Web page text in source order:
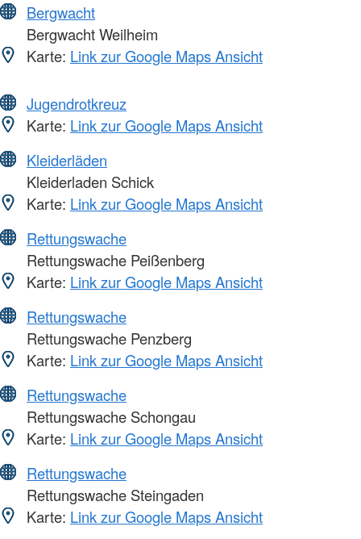
Bergwacht
Bergwacht Weilheim
Karte: Link zur Google Maps Ansicht
Jugendrotkreuz
Karte: Link zur Google Maps Ansicht
Kleiderläden
Kleiderladen Schick
Karte: Link zur Google Maps Ansicht
Rettungswache
Rettungswache Peißenberg
Karte: Link zur Google Maps Ansicht
Rettungswache
Rettungswache Penzberg
Karte: Link zur Google Maps Ansicht
Rettungswache
Rettungswache Schongau
Karte: Link zur Google Maps Ansicht
Rettungswache
Rettungswache Steingaden
Karte: Link zur Google Maps Ansicht